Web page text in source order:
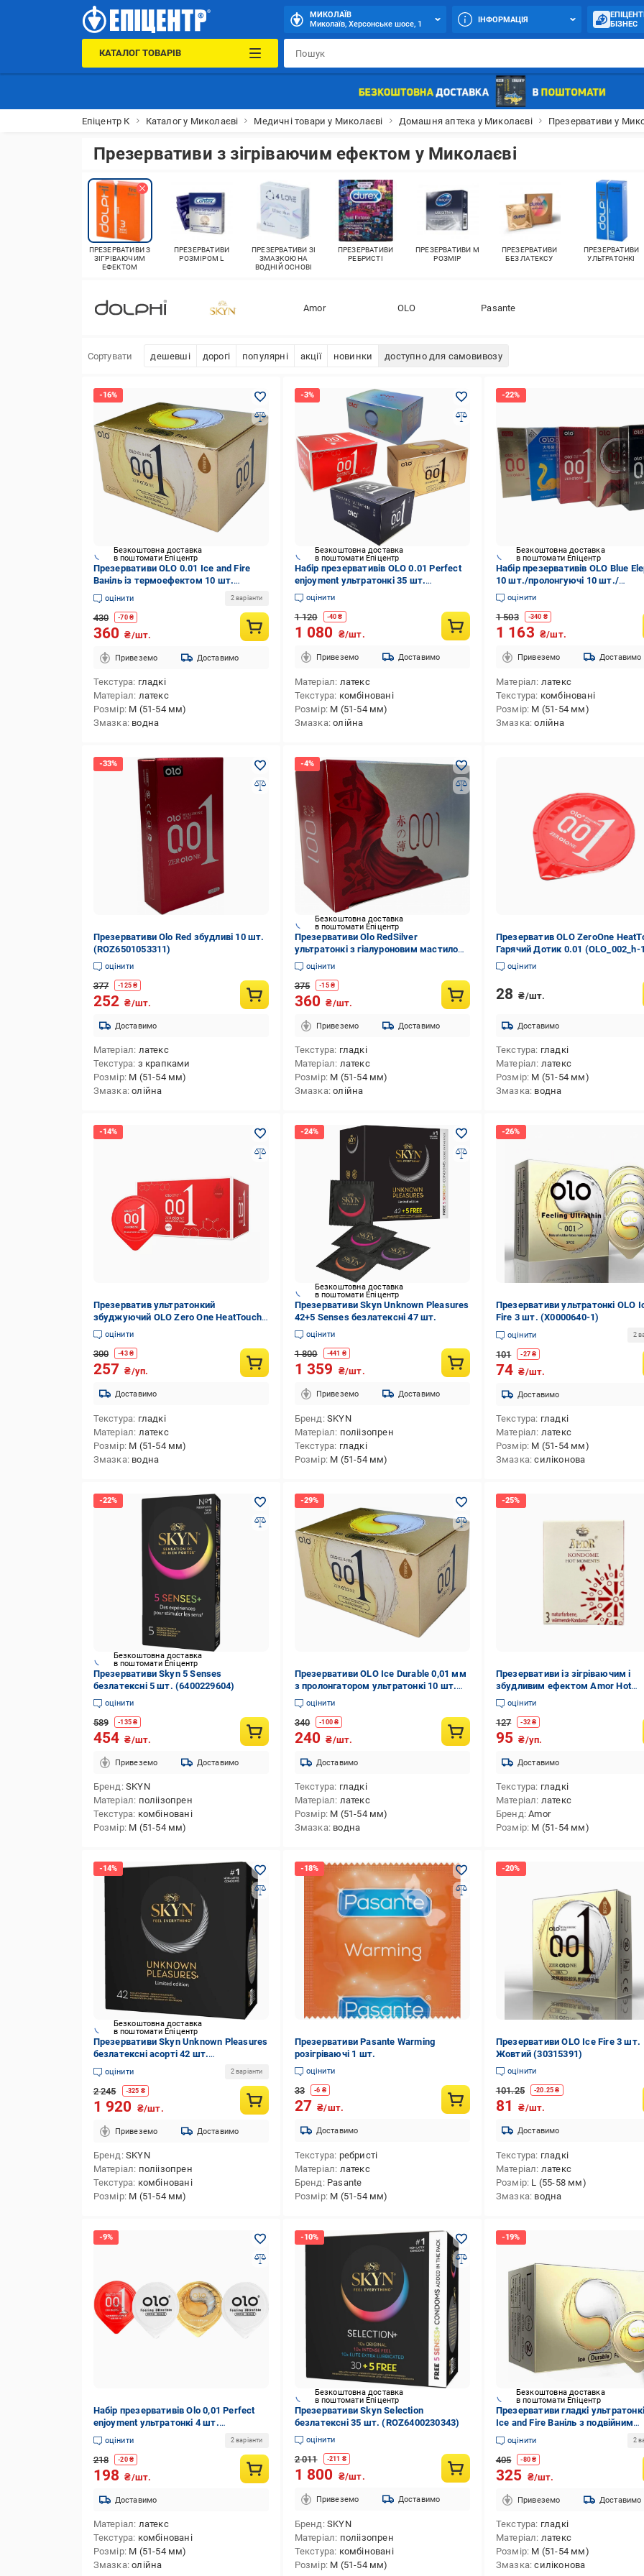
МИКОЛАЇВ
Миколаїв, Херсонське шосе, 1
ІНФОРМАЦІЯ
БІЗНЕС
КАТАЛОГ ТОВАРІВ
Епіцентр К Каталог у Миколаєві Медичні товари у Миколаєві Домашня аптека у Миколаєві Презервативи у
Презервативи з зігріваючим ефектом у Миколаєві
ПРЕЗЕРВАТИВИ З
ЗІГРІВАЮЧИМ
ЕФЕКТОМ
ПРЕЗЕРВАТИВИ
РОЗМІРОМ L
ПРЕЗЕРВАТИВИ ЗІ
ЗМАЗКОЮ НА
ВОДНІЙ ОСНОВІ
ПРЕЗЕРВАТИВИ
РЕБРИСТІ
ПРЕЗЕРВАТИВИ M
РОЗМІР
ПРЕЗЕРВАТИВИ
БЕЗ ЛАТЕКСУ
ПРЕЗЕРВАТИВИ
УЛЬТРАТОНКІ
Amor OLO Pasante
Сортувати дешевші дорогі популярні акції новинки доступно для самовивозу
Безкоштовна доставка
в поштомати Епіцентр
Презервативи OLO 0.01 Ice and Fire
Ваніль із термоефектом 10 шт.
(ROZ6400230145)
оцінити 2 варіанти
430 -70₴
360 ₴/шт.
Привеземо Доставимо
Текстура гладкі
Матеріал латекс
Розмір M (51-54 мм)
Змазка водна
Безкоштовна доставка
в поштомати Епіцентр
Набір презервативів OLO 0.01 Perfect
enjoyment ультратонкі 35 шт.
(ROZ6400230294)
оцінити
1 120 -40 ₴
1 080 ₴/шт.
Привеземо Доставимо
Матеріал латекс
Текстура комбіновані
Розмір M (51-54 мм)
Змазка олійна
Безкоштовна доставка
в поштомати Епіцентр
Набір презервативів OLO Blue
10 шт./пролонгуючі 10 шт./
ультратонкі 10 шт. Red/збудливі
шт./0,01 з точками 10 шт.
(ROZ6501052026)
оцінити
1 503 -340 ₴
1 163 ₴/шт.
Привеземо Доставимо
Матеріал латекс
Текстура комбіновані
Розмір M (51-54 мм)
Змазка олійна
Презервативи Olo Red збудливі 10 шт.
(ROZ6501053311)
оцінити
377 -125₴
252 ₴/шт.
Доставимо
Матеріал латекс
Текстура з крапками
Розмір M (51-54 мм)
Змазка олійна
Безкоштовна доставка
в поштомати Епіцентр
Презервативи Olo RedSilver
ультратонкі з гіалуроновим мастилом
та термоефектом 10 шт.
(ROZ6501053301)
оцінити
375 -15₴
360 ₴/шт.
Привеземо Доставимо
Текстура гладкі
Матеріал латекс
Розмір M (51-54 мм)
Змазка олійна
Презерватив OLO ZeroOne
Гарячий Дотик 0.01 (OLO_002_h-
оцінити
28 ₴/шт.
Доставимо
Текстура гладкі
Матеріал латекс
Розмір M (51-54 мм)
Змазка водна
Презерватив ультратонкий
збуджуючий OLO Zero One HeatTouch
0.01 з ефектом розігріву 10 шт.
(OLO_002_h)
оцінити
300 -43₴
257 ₴/уп.
Доставимо
Текстура гладкі
Матеріал латекс
Розмір M (51-54 мм)
Змазка водна
Безкоштовна доставка
в поштомати Епіцентр
Презервативи Skyn Unknown Pleasures
42+5 Senses безлатексні 47 шт.
оцінити
1 800 -441 ₴
1 359 ₴/шт.
Привеземо Доставимо
Бренд SKYN
Матеріал поліізопрен
Текстура гладкі
Розмір M (51-54 мм)
Презервативи ультратонкі OLO
Fire 3 шт. (X0000640-1)
оцінити 2
101 -27₴
74 ₴/шт.
Доставимо
Текстура гладкі
Матеріал латекс
Розмір M (51-54 мм)
Змазка силіконова
Безкоштовна доставка
в поштомати Епіцентр
Презервативи Skyn ​​5 Senses
безлатексні 5 шт. (6400229604)
оцінити
589 -135₴
454 ₴/шт.
Привеземо Доставимо
Бренд SKYN
Матеріал поліізопрен
Текстура комбіновані
Розмір M (51-54 мм)
Презервативи OLO Ice Durable 0,01 мм
з пролонгатором ультратонкі 10 шт.
(2461485616)
оцінити
340 -100 ₴
240 ₴/шт.
Доставимо
Текстура гладкі
Матеріал латекс
Розмір M (51-54 мм)
Змазка водна
Презервативи із зігріваючим і
збудливим ефектом Amor Hot
Moments №3
оцінити
127 -32₴
95 ₴/уп.
Доставимо
Текстура гладкі
Матеріал латекс
Бренд Amor
Розмір M (51-54 мм)
Безкоштовна доставка
в поштомати Епіцентр
Презервативи Skyn ​​Unknown Pleasures
безлатексні асорті 42 шт.
(501183076084)
оцінити 2 варіанти
2 245 -325 ₴
1 920 ₴/шт.
Привеземо Доставимо
Бренд SKYN
Матеріал поліізопрен
Текстура комбіновані
Розмір M (51-54 мм)
Презервативи Pasante Warming
розігріваючі 1 шт.
оцінити
33 -6 ₴
27 ₴/шт.
Доставимо
Текстура ребристі
Матеріал латекс
Бренд Pasante
Розмір M (51-54 мм)
Презервативи OLO Ice Fire 3 шт.
Жовтий (30315391)
оцінити
101.25 -20.25 ₴
81 ₴/шт.
Доставимо
Текстура гладкі
Матеріал латекс
Розмір L (55-58 мм)
Змазка водна
Набір презервативів Olo 0,01 Perfect
enjoyment ультратонкі 4 шт.
(6400230295)
оцінити 2 варіанти
218 -20₴
198 ₴/шт.
Доставимо
Матеріал латекс
Текстура комбіновані
Розмір M (51-54 мм)
Змазка олійна
Безкоштовна доставка
в поштомати Епіцентр
Презервативи Skyn ​​Selection
безлатексні 35 шт. (ROZ6400230343)
оцінити
2 011 -211 ₴
1 800 ₴/шт.
Привеземо Доставимо
Бренд SKYN
Матеріал поліізопрен
Текстура комбіновані
Розмір M (51-54 мм)
Безкоштовна доставка
в поштомати Епіцентр
Презервативи гладкі
Ice and Fire Ваніль з подвійним
мастилом M 0,01 мм 51-54 мм 10
(K000841)
оцінити 2
405 -80₴
325 ₴/шт.
Привеземо Доставимо
Текстура гладкі
Матеріал латекс
Розмір M (51-54 мм)
Змазка силіконова